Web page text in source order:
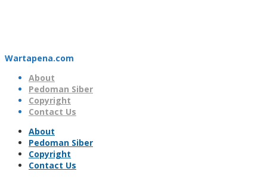
Wartapena.com
About
Pedoman Siber
Copyright
Contact Us
About
Pedoman Siber
Copyright
Contact Us